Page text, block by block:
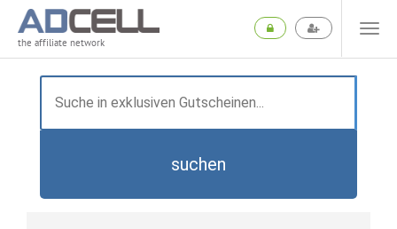
the affiliate network
suchen